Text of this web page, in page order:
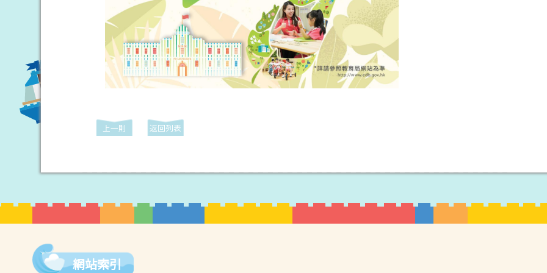
上一則 返回列表
網站索引